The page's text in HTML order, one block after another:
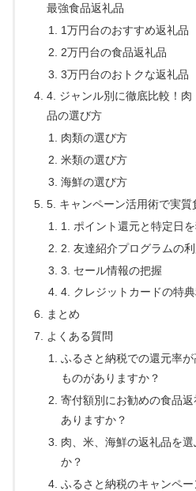
最強食品返礼品
1万円台のおすすめ返礼品
2万円台の食品返礼品
3万円台のおトクな返礼品
4. ジャンル別に徹底比較！
品の選び方
肉類の選び方
米類の選び方
海鮮の選び方
5. キャンペーン活用術で実
1. ポイント還元と特定日を
2. 友達紹介プログラムの利
3. セール情報の把握
4. クレジットカードの特
まとめ
よくある質問
ふるさと納税での還元率
ものがありますか？
寄付額別にお勧めの食品
ありますか？
肉、米、海鮮の返礼品を
か？
ふるさと納税のキャンペ